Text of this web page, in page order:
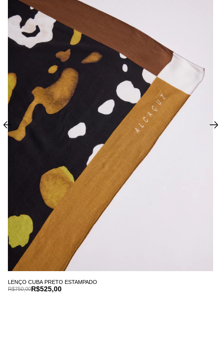
LENÇO CUBA PRETO ESTAMPADO
R$525,00
R$750,00